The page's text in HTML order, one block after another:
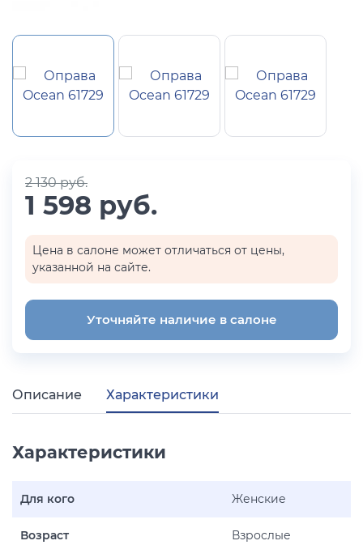
2 130 руб.
1 598 руб.
Цена в салоне может отличаться от цены,
указанной на сайте.
Уточняйте наличие в салоне
Описание Характеристики
Характеристики
Для кого Женские
Возраст Взрослые